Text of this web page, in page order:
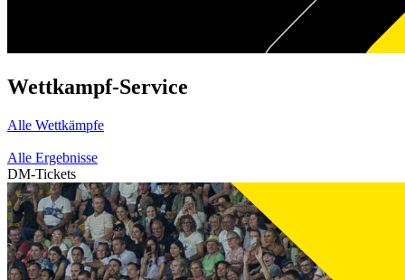
Wettkampf-Service
Alle Wettkämpfe
Alle Ergebnisse
DM-Tickets